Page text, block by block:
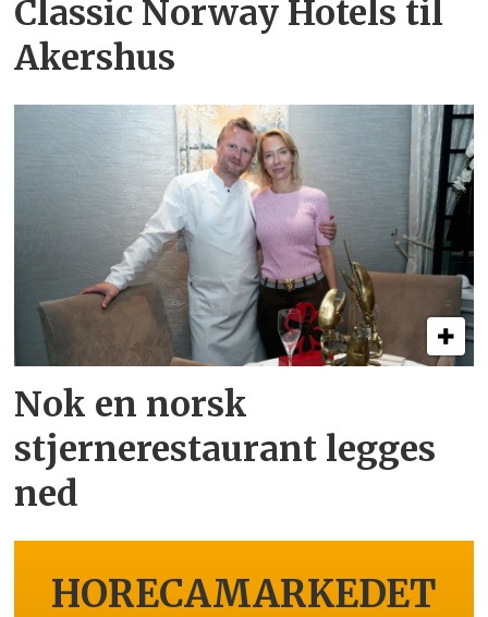
Classic Norway Hotels til
Akershus
Nok en norsk
stjernerestaurant legges
ned
HORECAMARKEDET